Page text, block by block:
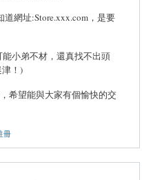
網址:Store.xxx.com，是要
小弟不材，還真找不出頭
！)
希望能與大家有個愉快的交
冊